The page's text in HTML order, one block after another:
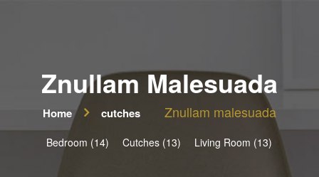
Znullam Malesuada
Home cutches Znullam malesuada
Bedroom (14) Cutches (13) Living Room (13)